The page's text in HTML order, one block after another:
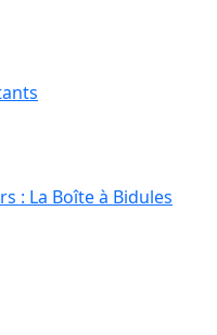
: La Boîte à Bidules